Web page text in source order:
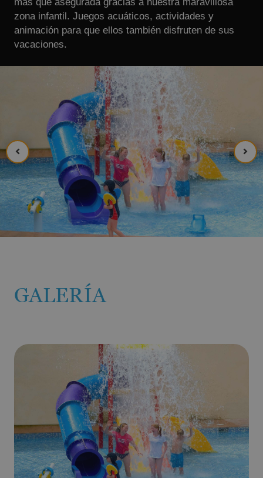
zona infantil. Juegos acuáticos, actividades y
animación para que ellos también disfruten de sus
vacaciones.
GALERÍA